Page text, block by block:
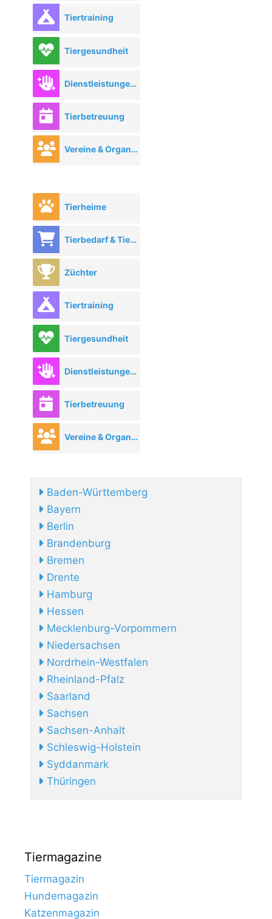
Tiertraining
Tiergesundheit
Dienstleistungen rund ums Tier
Tierbetreuung
Vereine & Organisationen
Tierheime
Tierbedarf & Tierhandel
Züchter
Tiertraining
Tiergesundheit
Dienstleistungen rund ums Tier
Tierbetreuung
Vereine & Organisationen
Baden-Württemberg
Bayern
Berlin
Brandenburg
Bremen
Drente
Hamburg
Hessen
Mecklenburg-Vorpommern
Niedersachsen
Nordrhein-Westfalen
Rheinland-Pfalz
Saarland
Sachsen
Sachsen-Anhalt
Schleswig-Holstein
Syddanmark
Thüringen
Tiermagazine
Tiermagazin
Hundemagazin
Katzenmagazin